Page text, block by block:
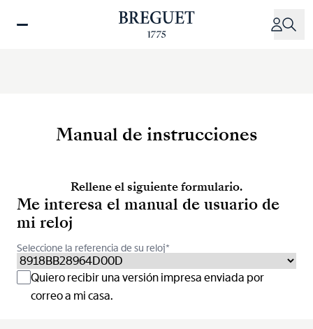
Manual de instrucciones
Rellene el siguiente formulario.
Me interesa el manual de usuario de
mi reloj
Seleccione la referencia de su reloj*
Quiero recibir una versión impresa enviada por
correo a mi casa.